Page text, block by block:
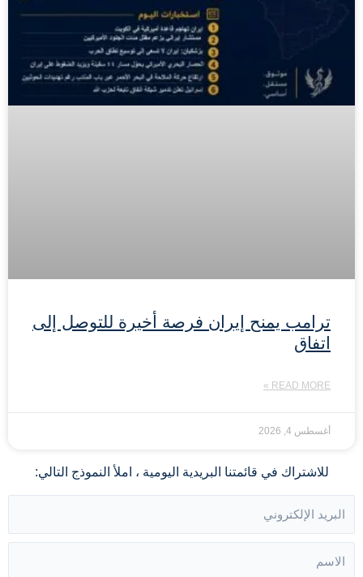
ترامب يمنح إيران فرصة أخيرة للتوصل إلى
اتفاق
READ MORE »
أغسطس 4, 2026
للاشتراك في قائمتنا البريدية اليومية ، املأ النموذج التالي: